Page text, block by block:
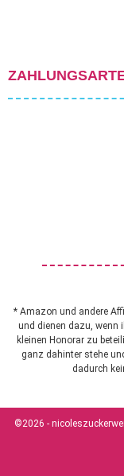
* Amazon und andere
und dienen dazu, wenn
kleinen Honorar zu
ganz dahinter stehe
dadurch
©2026 -